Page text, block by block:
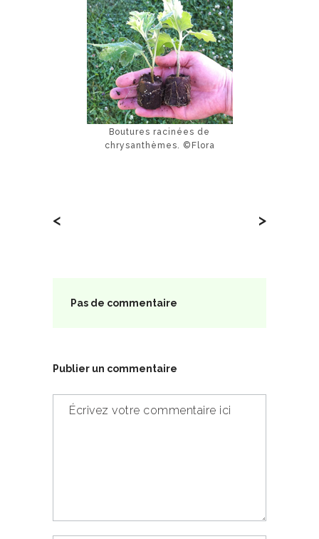
Boutures racinées de
chrysanthèmes. ©Flora
< >
Pas de commentaire
Publier un commentaire